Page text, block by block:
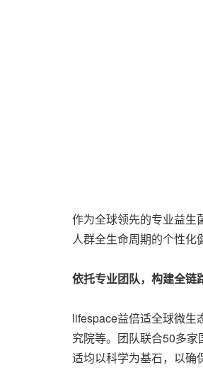
作为全球领先的专业益生
人群全生命周期的个性化
依托专业团队，构建全链
lifespace益倍适全球微生
究院等。团队联合50多
适均以科学为基石， 以确